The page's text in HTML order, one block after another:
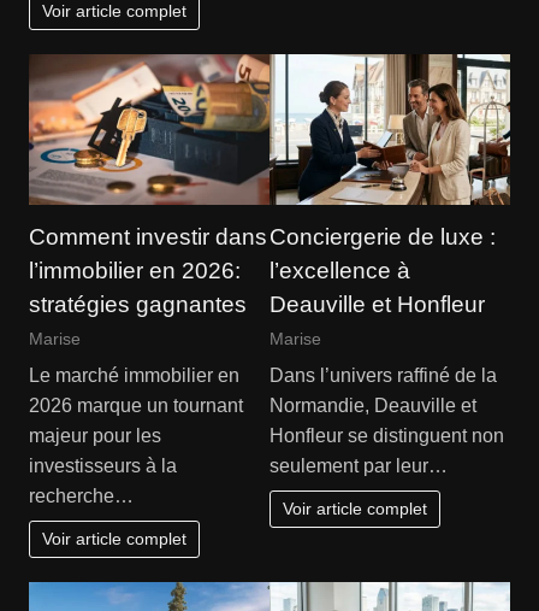
Voir article complet
Comment investir dans
l’immobilier en 2026:
stratégies gagnantes
Marise
Le marché immobilier en
2026 marque un tournant
majeur pour les
investisseurs à la
recherche…
Voir article complet
Conciergerie de luxe :
l’excellence à
Deauville et Honfleur
Marise
Dans l’univers raffiné de la
Normandie, Deauville et
Honfleur se distinguent non
seulement par leur…
Voir article complet